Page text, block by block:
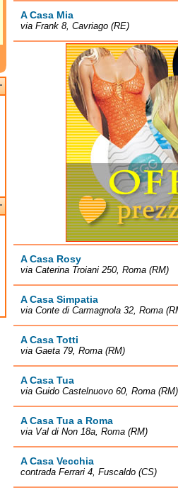
A Casa Mia
via Frank 8, Cavriago (RE)
A Casa Rosy
via Caterina Troiani 250, Roma (RM)
A Casa Simpatia
via Conte di Carmagnola 32, Roma
A Casa Totti
via Gaeta 79, Roma (RM)
A Casa Tua
via Guido Castelnuovo 60, Roma (RM)
A Casa Tua a Roma
via Val di Non 18a, Roma (RM)
A Casa Vecchia
contrada Ferrari 4, Fuscaldo (CS)